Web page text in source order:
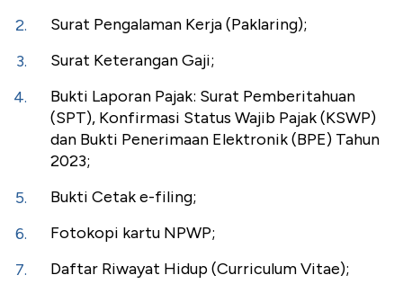
Surat Pengalaman Kerja (Paklaring);
Surat Keterangan Gaji;
Bukti Laporan Pajak: Surat Pemberitahuan
(SPT), Konfirmasi Status Wajib Pajak (KSWP)
dan Bukti Penerimaan Elektronik (BPE) Tahun
2023;
Bukti Cetak e-filing;
Fotokopi kartu NPWP;
Daftar Riwayat Hidup (Curriculum Vitae);